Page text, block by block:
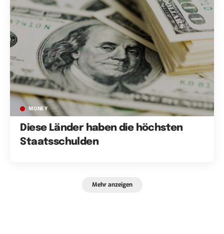
MONEY
Diese Länder haben die höchsten
Staatsschulden
Mehr anzeigen